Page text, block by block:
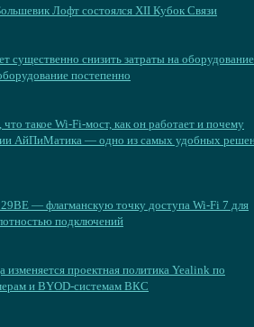
Лофт состоялся XII Кубок Связи
существенно снизить затраты на
постепенно
такое Wi-Fi-мост, как он работает и почему
АйПиМатика — одно из самых удобных
— флагманскую точку доступа Wi-Fi 7 для
подключений
изменяется проектная политика Yealink по
и BYOD-системам ВКС